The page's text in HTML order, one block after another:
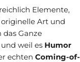
Elemente,
Art und
das Ganze
weil es Humor
echten Coming-of-